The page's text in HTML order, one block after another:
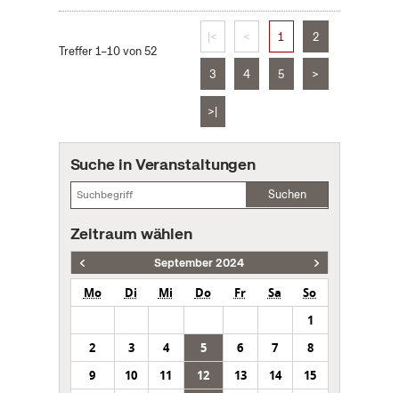
Treffer 1–10 von 52
|< < 1 2
3 4 5 >
>|
Suche in Veranstaltungen
Suchen
Zeitraum wählen
September 2024
Mo Di Mi Do Fr Sa
So
1
2
3 4 5 6 7
8
9
10 11 12 13 14
15